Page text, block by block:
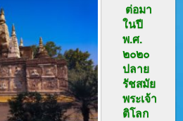
ต่อมา
ในปี
พ.ศ.
๒๐๒๐
ปลาย
รัชสมัย
พระเจ้า
ติโลก